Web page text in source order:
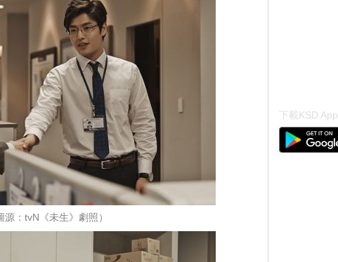
源：tvN《未生》劇照）
下載KSD App